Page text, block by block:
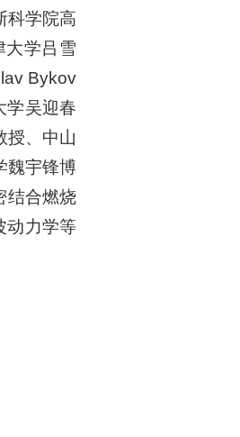
科学院高
大学吕雪
Bykov
学吴迎春
授、中山
魏宇锋博
结合燃烧
动力学等